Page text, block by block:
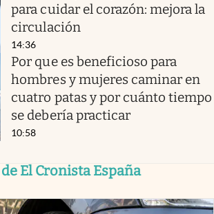
para cuidar el corazón: mejora la
circulación
14:36
Por que es beneficioso para
hombres y mujeres caminar en
cuatro patas y por cuánto tiempo
se debería practicar
10:58
El Cronista España